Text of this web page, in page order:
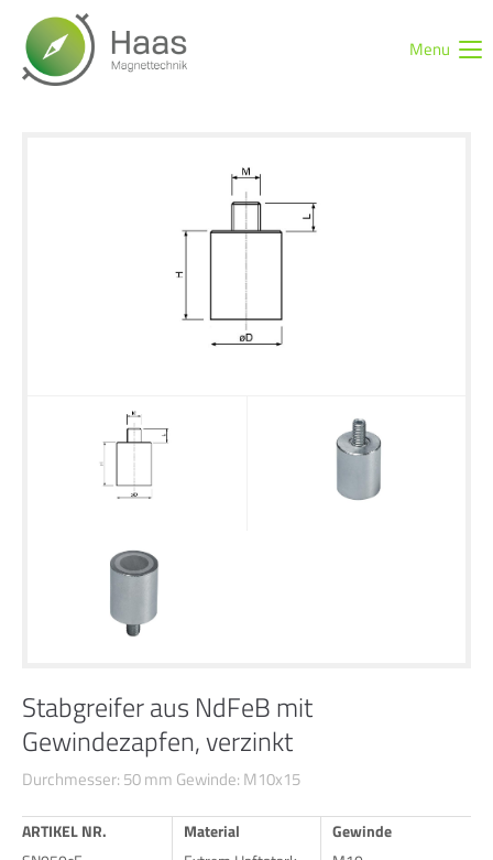
Login
Support
Lorem ipsum dolor sit amet:
24h/ 365days
Mon - Fri 8:00am - 5:00pm (GMT +1)
Get in touch
Cybersteel Inc.
376-293 City Road, Suite 600
San Francisco, CA 94102
Menu
Stabgreifer aus NdFeB mit
Gewindezapfen, verzinkt
Durchmesser: 50 mm Gewinde: M10x15
ARTIKEL NR.
Material
Gewinde